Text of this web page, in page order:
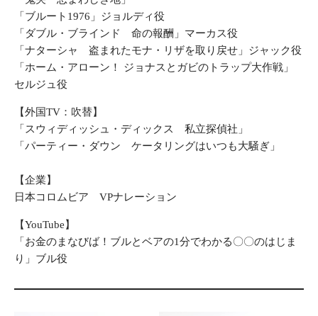
「ブルート1976」ジョルディ役
「ダブル・ブラインド 命の報酬」マーカス役
「ナターシャ 盗まれたモナ・リザを取り戻せ」ジャック役
「ホーム・アローン！ ジョナスとガビのトラップ大作戦」
セルジュ役
【外国TV：吹替】
「スウィディッシュ・ディックス 私立探偵社」
「パーティー・ダウン ケータリングはいつも大騒ぎ」
【企業】
日本コロムビア VPナレーション
【YouTube】
「お金のまなびば！ブルとベアの1分でわかる〇〇のはじま
り」ブル役